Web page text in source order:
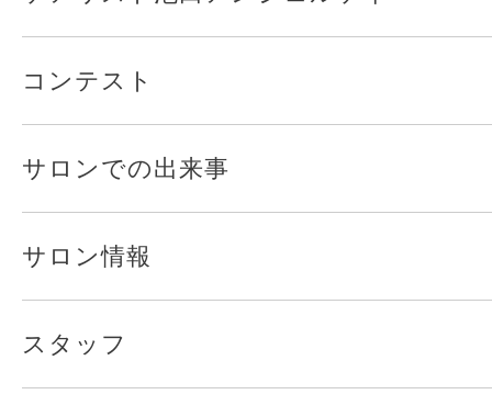
コンテスト
サロンでの出来事
サロン情報
スタッフ